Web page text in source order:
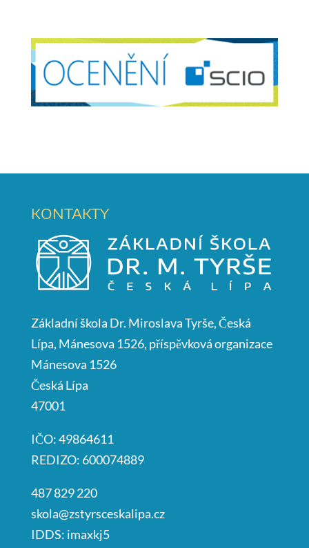
KONTAKTY
Základní škola Dr. Miroslava Tyrše, Česká
Lípa, Mánesova 1526, příspěvková organizace
Mánesova 1526
Česká Lípa
47001
IČO: 49864611
REDIZO: 600074889
487 829 220
skola@zstyrsceskalipa.cz
IDDS: imaxkj5